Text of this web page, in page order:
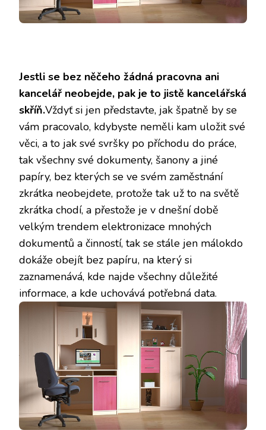
Jestli se bez něčeho žádná pracovna ani
kancelář neobejde, pak je to jistě kancelářská
skříň.Vždyť si jen představte, jak špatně by se
vám pracovalo, kdybyste neměli kam uložit své
věci, a to jak své svršky po příchodu do práce,
tak všechny své dokumenty, šanony a jiné
papíry, bez kterých se ve svém zaměstnání
zkrátka neobejdete, protože tak už to na světě
zkrátka chodí, a přestože je v dnešní době
velkým trendem elektronizace mnohých
dokumentů a činností, tak se stále jen málokdo
dokáže obejít bez papíru, na který si
zaznamenává, kde najde všechny důležité
informace, a kde uchovává potřebná data.